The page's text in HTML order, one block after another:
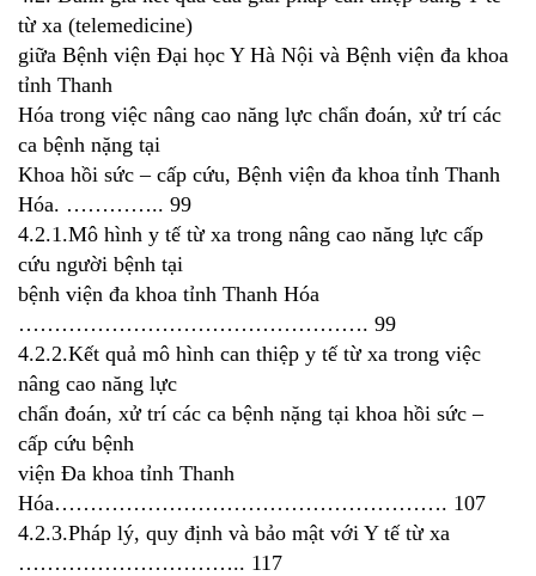
từ xa (telemedicine)
giữa Bệnh viện Đại học Y Hà Nội và Bệnh viện đa khoa
tỉnh Thanh
Hóa trong việc nâng cao năng lực chẩn đoán, xử trí các
ca bệnh nặng tại
Khoa hồi sức – cấp cứu, Bệnh viện đa khoa tỉnh Thanh
Hóa. ………….. 99
4.2.1.Mô hình y tế từ xa trong nâng cao năng lực cấp
cứu người bệnh tại
bệnh viện đa khoa tỉnh Thanh Hóa
…………………………………………. 99
4.2.2.Kết quả mô hình can thiệp y tế từ xa trong việc
nâng cao năng lực
chẩn đoán, xử trí các ca bệnh nặng tại khoa hồi sức –
cấp cứu bệnh
viện Đa khoa tỉnh Thanh
Hóa………………………………………………. 107
4.2.3.Pháp lý, quy định và bảo mật với Y tế từ xa
………………………….. 117